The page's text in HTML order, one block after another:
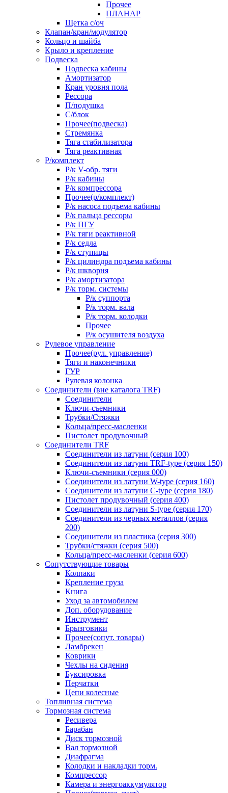
Прочее
ПЛАНАР
Щетка с/оч
Клапан/кран/модулятор
Кольцо и шайба
Крыло и крепление
Подвеска
Подвеска кабины
Амортизатор
Кран уровня пола
Рессора
П/подушка
С/блок
Прочее(подвеска)
Стремянка
Тяга стабилизатора
Тяга реактивная
Р/комплект
Р/к V-обр. тяги
Р/к кабины
Р/к компрессора
Прочее(р/комплект)
Р/к насоса подъема кабины
Р/к пальца рессоры
Р/к ПГУ
Р/к тяги реактивной
Р/к седла
Р/к ступицы
Р/к цилиндра подъема кабины
Р/к шкворня
Р/к амортизатора
Р/к торм. системы
Р/к суппорта
Р/к торм. вала
Р/к торм. колодки
Прочее
Р/к осушителя воздуха
Рулевое управление
Прочее(рул. управление)
Тяги и наконечники
ГУР
Рулевая колонка
Соединители (вне каталога TRF)
Соединители
Ключи-cъемники
Трубки/Стяжки
Кольца/пресс-масленки
Пистолет продувочный
Соединители TRF
Соединители из латуни (серия 100)
Соединители из латуни TRF-type (серия 150)
Ключи-съемники (серия 000)
Соединители из латуни W-type (серия 160)
Соединители из латуни С-type (серия 180)
Пистолет продувочный (серия 400)
Соединители из латуни S-type (серия 170)
Соединители из черных металлов (серия
200)
Соединители из пластика (серия 300)
Трубки/стяжки (серия 500)
Кольца/пресс-масленки (серия 600)
Сопутствующие товары
Колпаки
Крепление груза
Книга
Уход за автомобилем
Доп. оборудование
Инструмент
Брызговики
Прочее(сопут. товары)
Ламбрекен
Коврики
Чехлы на сидения
Буксировка
Перчатки
Цепи колесные
Топливная система
Тормозная система
Ресивера
Барабан
Диск тормозной
Вал тормозной
Диафрагма
Колодки и накладки торм.
Компрессор
Камера и энергоаккумулятор